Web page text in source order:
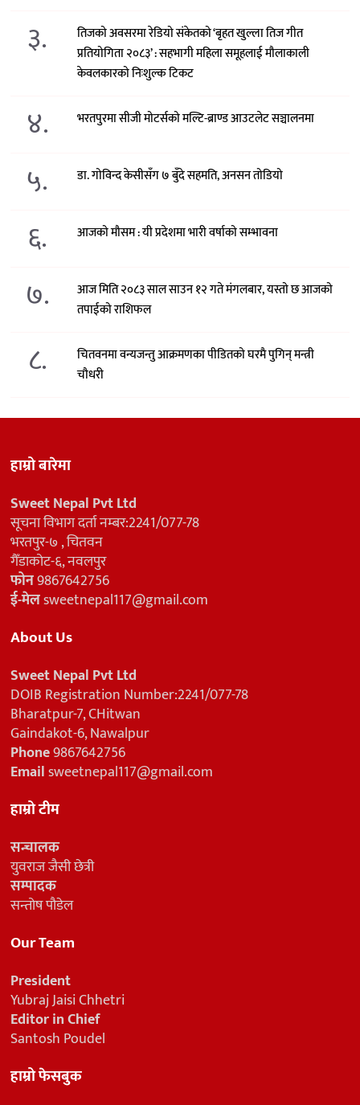
३.
तिजको अवसरमा रेडियो संकेतको ‘बृहत खुल्ला तिज गीत
प्रतियोगिता २०८३’ : सहभागी महिला समूहलाई मौलाकाली
केवलकारको निःशुल्क टिकट
४. भरतपुरमा सीजी मोटर्सको मल्टि-ब्राण्ड आउटलेट सञ्चालनमा
५. डा. गोविन्द केसीसँग ७ बुँदे सहमति, अनसन तोडियो
६. आजको मौसम : यी प्रदेशमा भारी वर्षाको सम्भावना
७.
आज मिति २०८३ साल साउन १२ गते मंगलबार, यस्तो छ आजको
तपाईको राशिफल
८.
चितवनमा वन्यजन्तु आक्रमणका पीडितको घरमै पुगिन् मन्त्री
चौधरी
हाम्रो बारेमा
Sweet Nepal Pvt Ltd
सूचना विभाग दर्ता नम्बर:2241/077-78
भरतपुर-७ , चितवन
गैँडाकोट-६, नवलपुर
फोन9867642756
ई-मेलsweetnepal117@gmail.com
About Us
Sweet Nepal Pvt Ltd
DOIB Registration Number:2241/077-78
Bharatpur-7, CHitwan
Gaindakot-6, Nawalpur
Phone9867642756
Emailsweetnepal117@gmail.com
हाम्रो टीम
सन्चालक
युवराज जैसी छेत्री
सम्पादक
सन्तोष पौडेल
Our Team
President
Yubraj Jaisi Chhetri
Editor in Chief
Santosh Poudel
हाम्रो फेसबुक